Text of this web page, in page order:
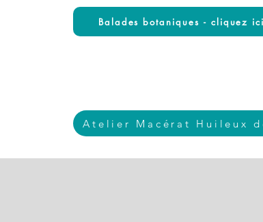
Balades botaniques - cliquez ici
Atelier Macérat Huileux